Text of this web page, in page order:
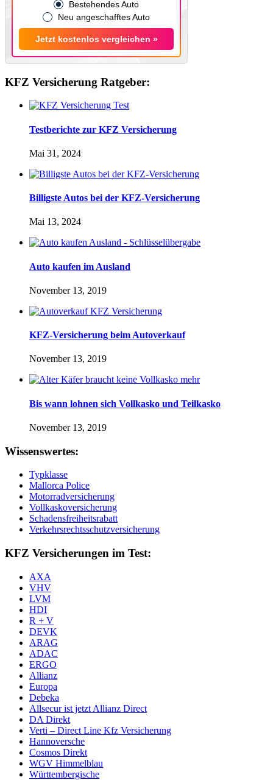
Bestehendes Auto
Neu angeschafftes Auto
Jetzt kostenlos vergleichen »
KFZ Versicherung Ratgeber:
Testberichte zur KFZ Versicherung
Mai 31, 2024
Billigste Autos bei der KFZ-Versicherung
Mai 13, 2024
Auto kaufen im Ausland
November 13, 2019
KFZ-Versicherung beim Autoverkauf
November 13, 2019
Bis wann lohnen sich Vollkasko und Teilkasko
November 13, 2019
Wissenswertes:
Typklasse
Mallorca Police
Motorradversicherung
Vollkaskoversicherung
Schadensfreiheitsrabatt
Verkehrsrechtsschutzversicherung
KFZ Versicherungen im Test:
AXA
VHV
LVM
HDI
R + V
DEVK
ARAG
ADAC
ERGO
Allianz
Europa
Debeka
Allsecur ist jetzt Allianz Direct
DA Direkt
Verti – Direct Line Kfz Versicherung
Hannoversche
Cosmos Direkt
WGV Himmelblau
Württembergische